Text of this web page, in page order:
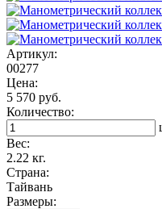
Артикул:
00277
Цена:
5 570 руб.
Количество:
Вес:
2.22 кг.
Страна:
Тайвань
Размеры: